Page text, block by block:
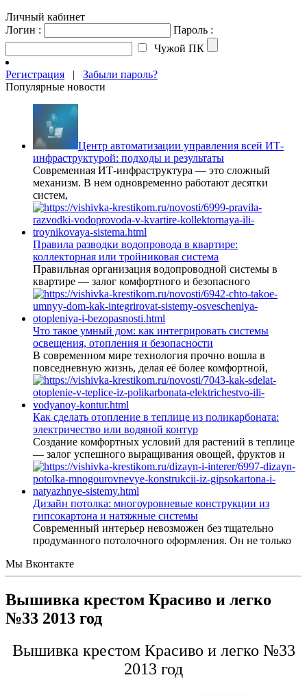
Личный кабинет
Логин :
Пароль :
Чужой ПК
Регистрация | Забыли пароль?
Популярные новости
Центр автоматизации управления всей ИТ-
инфраструктурой: подходы и результаты
Современная ИТ-инфраструктура — это сложный
механизм. В нем одновременно работают десятки
систем,
Правила разводки водопровода в квартире:
коллекторная или тройниковая система
Правильная организация водопроводной системы в
квартире — залог комфортного и безопасного
Что такое умный дом: как интегрировать системы
освещения, отопления и безопасности
В современном мире технология прочно вошла в
повседневную жизнь, делая её более комфортной,
Как сделать отопление в теплице из поликарбоната:
электричество или водяной контур
Создание комфортных условий для растений в теплице
— залог успешного выращивания овощей, фруктов и
Дизайн потолка: многоуровневые конструкции из
гипсокартона и натяжные системы
Современный интерьер невозможен без тщательно
продуманного потолочного оформления. Он не только
Мы Вконтакте
Вышивка крестом Красиво и легко
№33 2013 год
Вышивка крестом Красиво и легко №33
2013 год